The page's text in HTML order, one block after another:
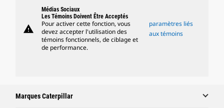
warning
Médias Sociaux
Les Témoins Doivent Être Acceptés
Pour activer cette fonction, vous
devez accepter l'utilisation des
témoins fonctionnels, de ciblage et
de performance.
paramètres liés
aux témoins
Marques Caterpillar